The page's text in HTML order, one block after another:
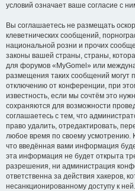
условий означает ваше согласие с
Вы соглашаетесь не размещать
клеветнических сообщений,
национальной розни и прочих
законы вашей страны, страны,
для форумов «MyGomel» или
размещения таких сообщений могут
отключению от конференции, при
известность, если мы сочтём это
сохраняются для возможности
соглашаетесь с тем, что
право удалить, отредактировать,
любое время по своему усмотрению.
что введённая вами информация
эта информация не будет открыта
разрешения, ни администрация
ответственна за действия хакеров,
несанкционированному доступу к ней.